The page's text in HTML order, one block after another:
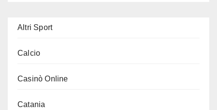
Altri Sport
Calcio
Casinò Online
Catania